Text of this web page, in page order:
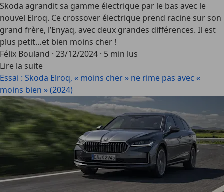
Skoda agrandit sa gamme électrique par le bas avec le
nouvel Elroq. Ce crossover électrique prend racine sur son
grand frère, l’Enyaq, avec deux grandes différences. Il est
plus petit…et bien moins cher !
Félix Bouland · 23/12/2024 · 5 min lus
Lire la suite
Essai : Skoda Elroq, « moins cher » ne rime pas avec «
moins bien » (2024)